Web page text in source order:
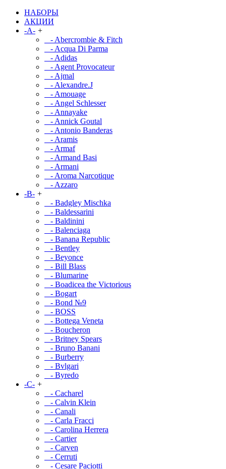
НАБОРЫ
АКЦИИ
-A- +
- Abercrombie & Fitch
- Acqua Di Parma
- Adidas
- Agent Provocateur
- Ajmal
- Alexandre.J
- Amouage
- Angel Schlesser
- Annayake
- Annick Goutal
- Antonio Banderas
- Aramis
- Armaf
- Armand Basi
- Armani
- Aroma Narcotique
- Azzaro
-B- +
- Badgley Mischka
- Baldessarini
- Baldinini
- Balenciaga
- Banana Republic
- Bentley
- Beyonce
- Bill Blass
- Blumarine
- Boadicea the Victorious
- Bogart
- Bond №9
- BOSS
- Bottega Veneta
- Boucheron
- Britney Spears
- Bruno Banani
- Burberry
- Bvlgari
- Byredo
-C- +
- Cacharel
- Calvin Klein
- Canali
- Carla Fracci
- Carolina Herrera
- Cartier
- Carven
- Cerruti
- Cesare Paciotti